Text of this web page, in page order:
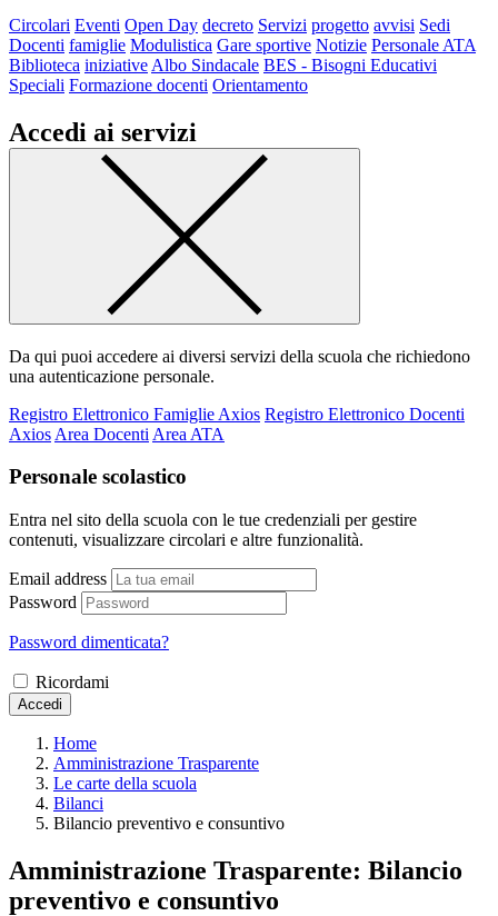
Circolari Eventi Open Day decreto Servizi progetto avvisi Sedi
Docenti famiglie Modulistica Gare sportive Notizie Personale ATA
Biblioteca iniziative Albo Sindacale BES - Bisogni Educativi
Speciali Formazione docenti Orientamento
Accedi ai servizi
Da qui puoi accedere ai diversi servizi della scuola che richiedono
una autenticazione personale.
Registro Elettronico Famiglie Axios Registro Elettronico Docenti
Axios Area Docenti Area ATA
Personale scolastico
Entra nel sito della scuola con le tue credenziali per gestire
contenuti, visualizzare circolari e altre funzionalità.
Email address
Password
Password dimenticata?
Ricordami
Accedi
Home
Amministrazione Trasparente
Le carte della scuola
Bilanci
Bilancio preventivo e consuntivo
Amministrazione Trasparente: Bilancio
preventivo e consuntivo